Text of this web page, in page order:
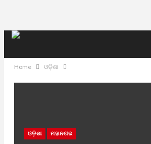
Home ଓଡ଼ିଶା
ଓଡ଼ିଶା ମହାନଗର